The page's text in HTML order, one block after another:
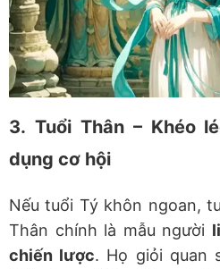
3. Tuổi Thân – Khéo
dụng cơ hội
Nếu tuổi Tý khôn ngoan,
Thân chính là mẫu người
chiến lược. Họ giỏi quan